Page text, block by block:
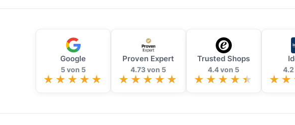
Google
5 von 5
Proven Expert
4.73 von 5
Trusted Shops
4.4 von 5